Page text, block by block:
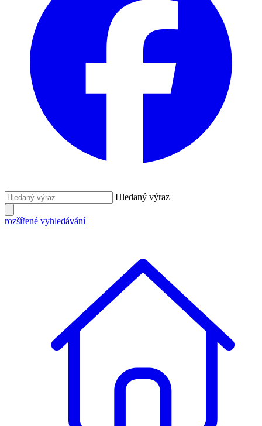
Hledaný výraz
rozšířené vyhledávání